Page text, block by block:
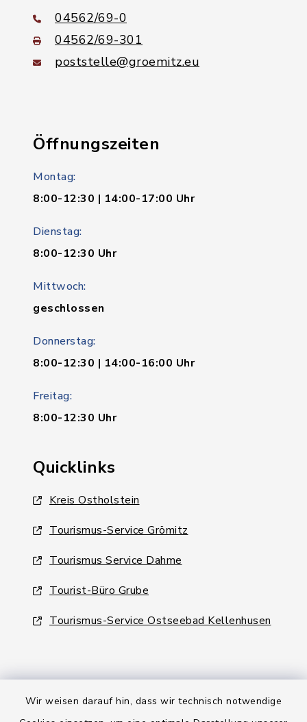
Wir weisen darauf hin, dass wir technisch notwendige
04562/69-0
04562/69-301
poststelle@groemitz.eu
Öffnungszeiten
Montag:
8:00-12:30 | 14:00-17:00 Uhr
Dienstag:
8:00-12:30 Uhr
Mittwoch:
geschlossen
Donnerstag:
8:00-12:30 | 14:00-16:00 Uhr
Freitag:
8:00-12:30 Uhr
Quicklinks
Kreis Ostholstein
Tourismus-Service Grömitz
Tourismus Service Dahme
Tourist-Büro Grube
Tourismus-Service Ostseebad Kellenhusen